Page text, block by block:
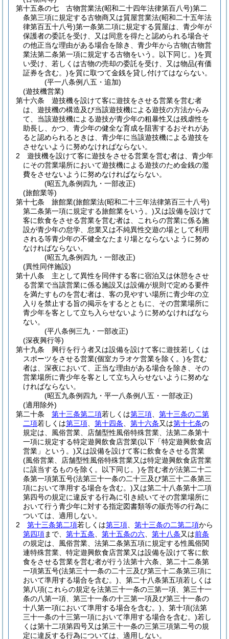
第十五条の七
古物営業法(昭和二十四年法律第百八号)第二
条第三項に規定する古物商又は質屋営業法(昭和二十五年法
律第百五十八号)第一条第二項に規定する質屋は、青少年が
保護者の委託を受け、又は同意を得たと認められる場合そ
の他正当な理由がある場合を除き、青少年から古物(古物営
業法第二条第一項に規定する古物をいう。以下同じ。)を買
い受け、若しくは古物の売却の委託を受け、又は物品(有価
証券を含む。)を質に取つて金銭を貸し付けてはならない。
(平一八条例八五・追加)
(遊技機営業)
第十六条
遊技機を設けて客に遊技をさせる営業を営む者
は、遊技機の構造及び当該遊技機による遊技の方法からみ
て、当該遊技機による遊技が青少年の粗暴性又は残虐性を
助長し、かつ、青少年の健全な育成を阻害するおそれがあ
ると認められるときは、青少年に当該遊技機による遊技を
させないように努めなければならない。
2
遊技機を設けて客に遊技をさせる営業を営む者は、青少年
にその営業場所において遊技機による遊技のため金銭の濫
費をさせないように努めなければならない。
(昭五九条例四九・一部改正)
(旅館業等)
第十七条
旅館業(旅館業法(昭和二十三年法律第百三十八号)
第二条第一項に規定する旅館業をいう。)又は設備を設けて
客に飲食をさせる営業を営む者は、これらの営業に係る施
設が青少年の怠学、怠業又は不純異性交遊の場として利用
される等青少年の不健全なたまり場とならないように努め
なければならない。
(昭五九条例四九・一部改正)
(異性同伴施設)
第十八条
主として異性を同伴する客に宿泊又は休憩をさせ
る営業で当該営業に係る施設又は設備が規則で定める要件
を満たすものを営む者は、客の見やすい場所に青少年の立
入りを禁止する旨の掲示をするとともに、その営業場所に
青少年を客として立ち入らせないように努めなければなら
ない。
(平八条例三九・一部改正)
(深夜興行等)
第十九条
興行を行う者又は設備を設けて客に遊技若しくは
スポーツをさせる営業(個室カラオケ営業を除く。)を営む
者は、深夜において、正当な理由がある場合を除き、その
営業場所に青少年を客として立ち入らせないように努めな
ければならない。
(昭五九条例四九・平一八条例八五・一部改正)
(適用除外)
第二十条
第十三条第二項若しくは第三項
第十三条の二第
二項若しくは第三項 第十四条 第十六条又は第十七条の
規定は、風俗営業、店舗型性風俗特殊営業、法第二条第十
一項に規定する特定遊興飲食店営業(以下「特定遊興飲食店
営業」という。)又は設備を設けて客に飲食をさせる営業
(風俗営業、店舗型性風俗特殊営業又は特定遊興飲食店営業
に該当するものを除く。以下同じ。)を営む者が法第二十二
条第一項第五号(法第三十一条の二十三及び第三十二条第三
項において準用する場合を含む。)又は第二十八条第十二項
第四号の規定に違反する行為に引き続いてその営業場所に
おいて行う青少年に対する指定図書類等の販売等の行為に
ついては、適用しない。
2
第十三条第二項若しくは第三項 第十三条の二第二項から
第四項まで、 第十五条 第十五条の六 第十八条又は前条
の規定は、風俗営業、法第二条第五項に規定する性風俗関
連特殊営業、特定遊興飲食店営業又は設備を設けて客に飲
食をさせる営業を営む者が行う法第十六条、第二十二条第
一項第五号(法第三十一条の二十三及び第三十二条第三項に
おいて準用する場合を含む。) 、第二十八条第五項若しくは
第八項(これらの規定を法第三十一条の三第一項、第三十一
条の八第一項、第三十一条の十三第一項及び第三十一条の
十八第一項において準用する場合を含む。) 、第十項(法第
三十一条の十三第一項において準用する場合を含む。)若し
くは第十二項第四号又は第三十一条の三第三項第二号の規
定に違反する行為については、適用しない。